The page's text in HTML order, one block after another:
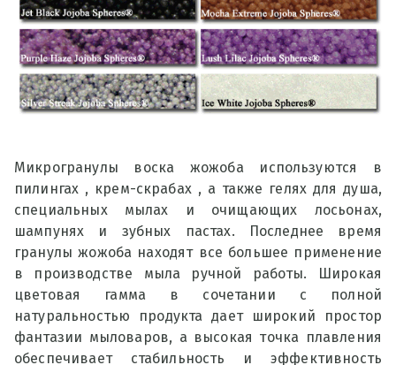
Микрогранулы воска жожоба используются в
пилингах , крем-скрабах , а также гелях для душа,
специальных мылах и очищающих лосьонах,
шампунях и зубных пастах. Последнее время
гранулы жожоба находят все большее применение
в производстве мыла ручной работы. Широкая
цветовая гамма в сочетании с полной
натуральностью продукта дает широкий простор
фантазии мыловаров, а высокая точка плавления
обеспечивает стабильность и эффективность